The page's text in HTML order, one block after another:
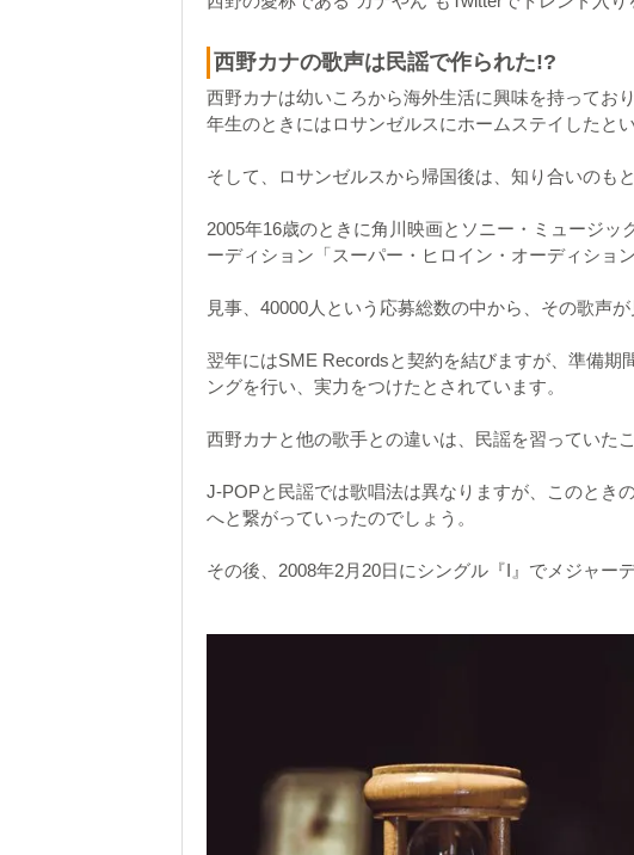
西野カナの歌声は民謡で作られた!?
西野カナは幼いころから海外生活に興味を持ってお
年生のときにはロサンゼルスにホームステイしたと
そして、ロサンゼルスから帰国後は、知り合いのも
2005年16歳のときに角川映画とソニー・ミュージ
ーディション「スーパー・ヒロイン・オーディショ
見事、40000人という応募総数の中から、その歌声が
翌年にはSME Recordsと契約を結びますが、準備期
ングを行い、実力をつけたとされています。
西野カナと他の歌手との違いは、民謡を習っていた
J-POPと民謡では歌唱法は異なりますが、このとき
へと繋がっていったのでしょう。
その後、2008年2月20日にシングル『I』でメジャー